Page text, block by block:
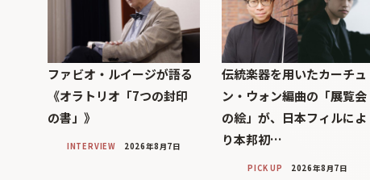
ファビオ・ルイージが語る
《オラトリオ「7つの封印
の書」》
INTERVIEW 2026年8月7日
伝統楽器を用いたカーチュ
ン・ウォン編曲の「展覧会
の絵」が、日本フィルによ
り本邦初…
PICK UP 2026年8月7日